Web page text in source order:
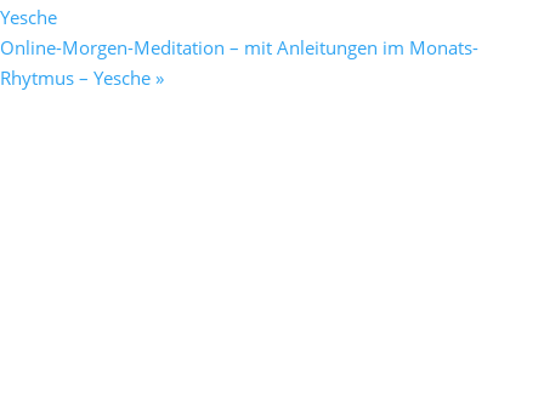
Yesche
Online-Morgen-Meditation – mit Anleitungen im Monats-
Rhytmus – Yesche »